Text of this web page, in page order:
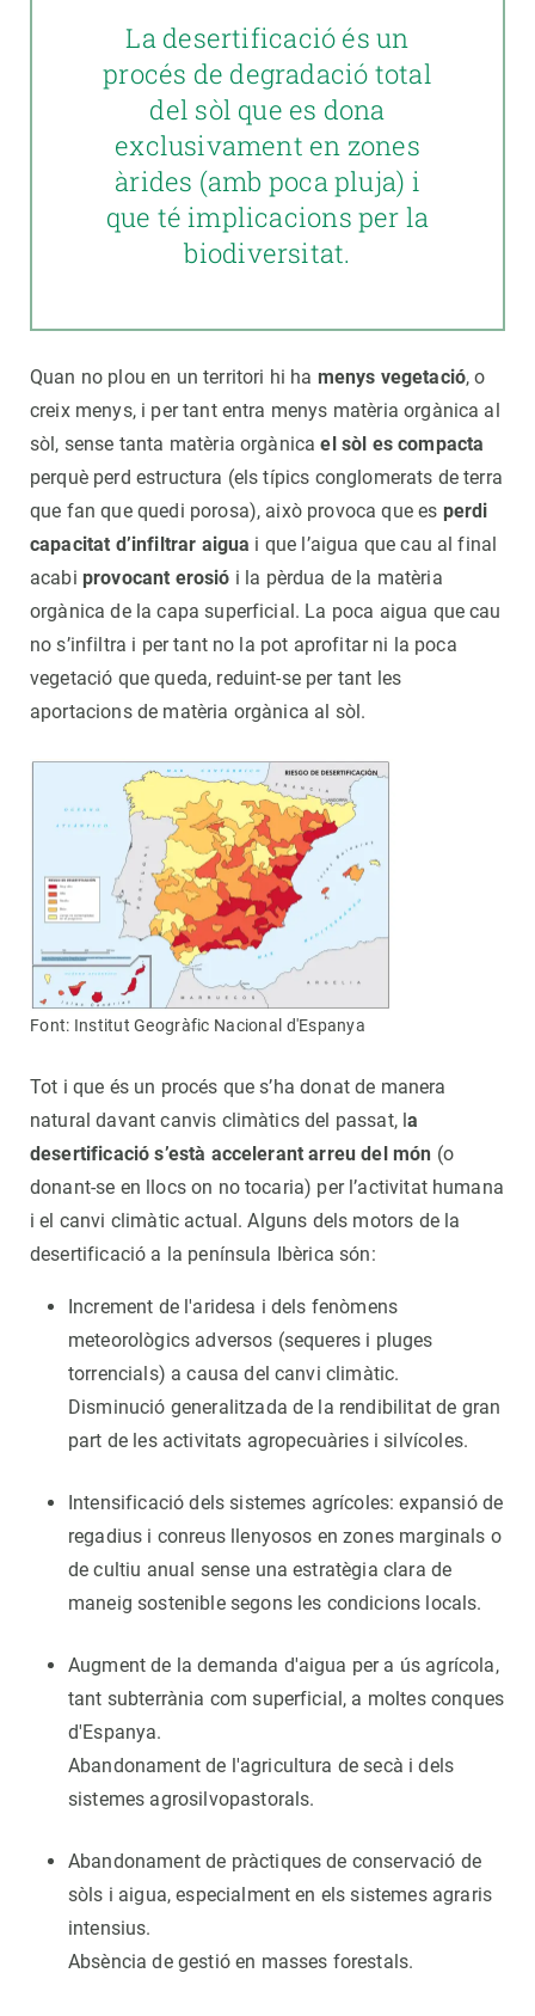
La desertificació és un
procés de degradació total
del sòl que es dona
exclusivament en zones
àrides (amb poca pluja) i
que té implicacions per la
biodiversitat.
Quan no plou en un territori hi ha menys vegetació, o
creix menys, i per tant entra menys matèria orgànica al
sòl, sense tanta matèria orgànicael sòl es compacta
perquè perd estructura (els típics conglomerats de terra
que fan que quedi porosa), això provoca que es perdi
capacitat d’infiltrar aigua i que l’aigua que cau al final
acabi provocant erosió i la pèrdua de la matèria
orgànica de la capa superficial. La poca aigua que cau
no s’infiltra i per tant no la pot aprofitar ni la poca
vegetació que queda, reduint-se per tant les
aportacions de matèria orgànica al sòl.
Font: Institut Geogràfic Nacional d'Espanya
Tot i que és un procés que s’ha donat de manera
natural davant canvis climàtics del passat, la
desertificació s’està accelerant arreu del món (o
donant-se en llocs on no tocaria) per l’activitat humana
i el canvi climàtic actual. Alguns dels motors de la
desertificació a la península Ibèrica són:
Increment de l'aridesa i dels fenòmens
meteorològics adversos (sequeres i pluges
torrencials) a causa del canvi climàtic.
Disminució generalitzada de la rendibilitat de gran
part de les activitats agropecuàries i silvícoles.
Intensificació dels sistemes agrícoles: expansió de
regadius i conreus llenyosos en zones marginals o
de cultiu anual sense una estratègia clara de
maneig sostenible segons les condicions locals.
Augment de la demanda d'aigua per a ús agrícola,
tant subterrània com superficial, a moltes conques
d'Espanya.
Abandonament de l'agricultura de secà i dels
sistemes agrosilvopastorals.
Abandonament de pràctiques de conservació de
sòls i aigua, especialment en els sistemes agraris
intensius.
Absència de gestió en masses forestals.